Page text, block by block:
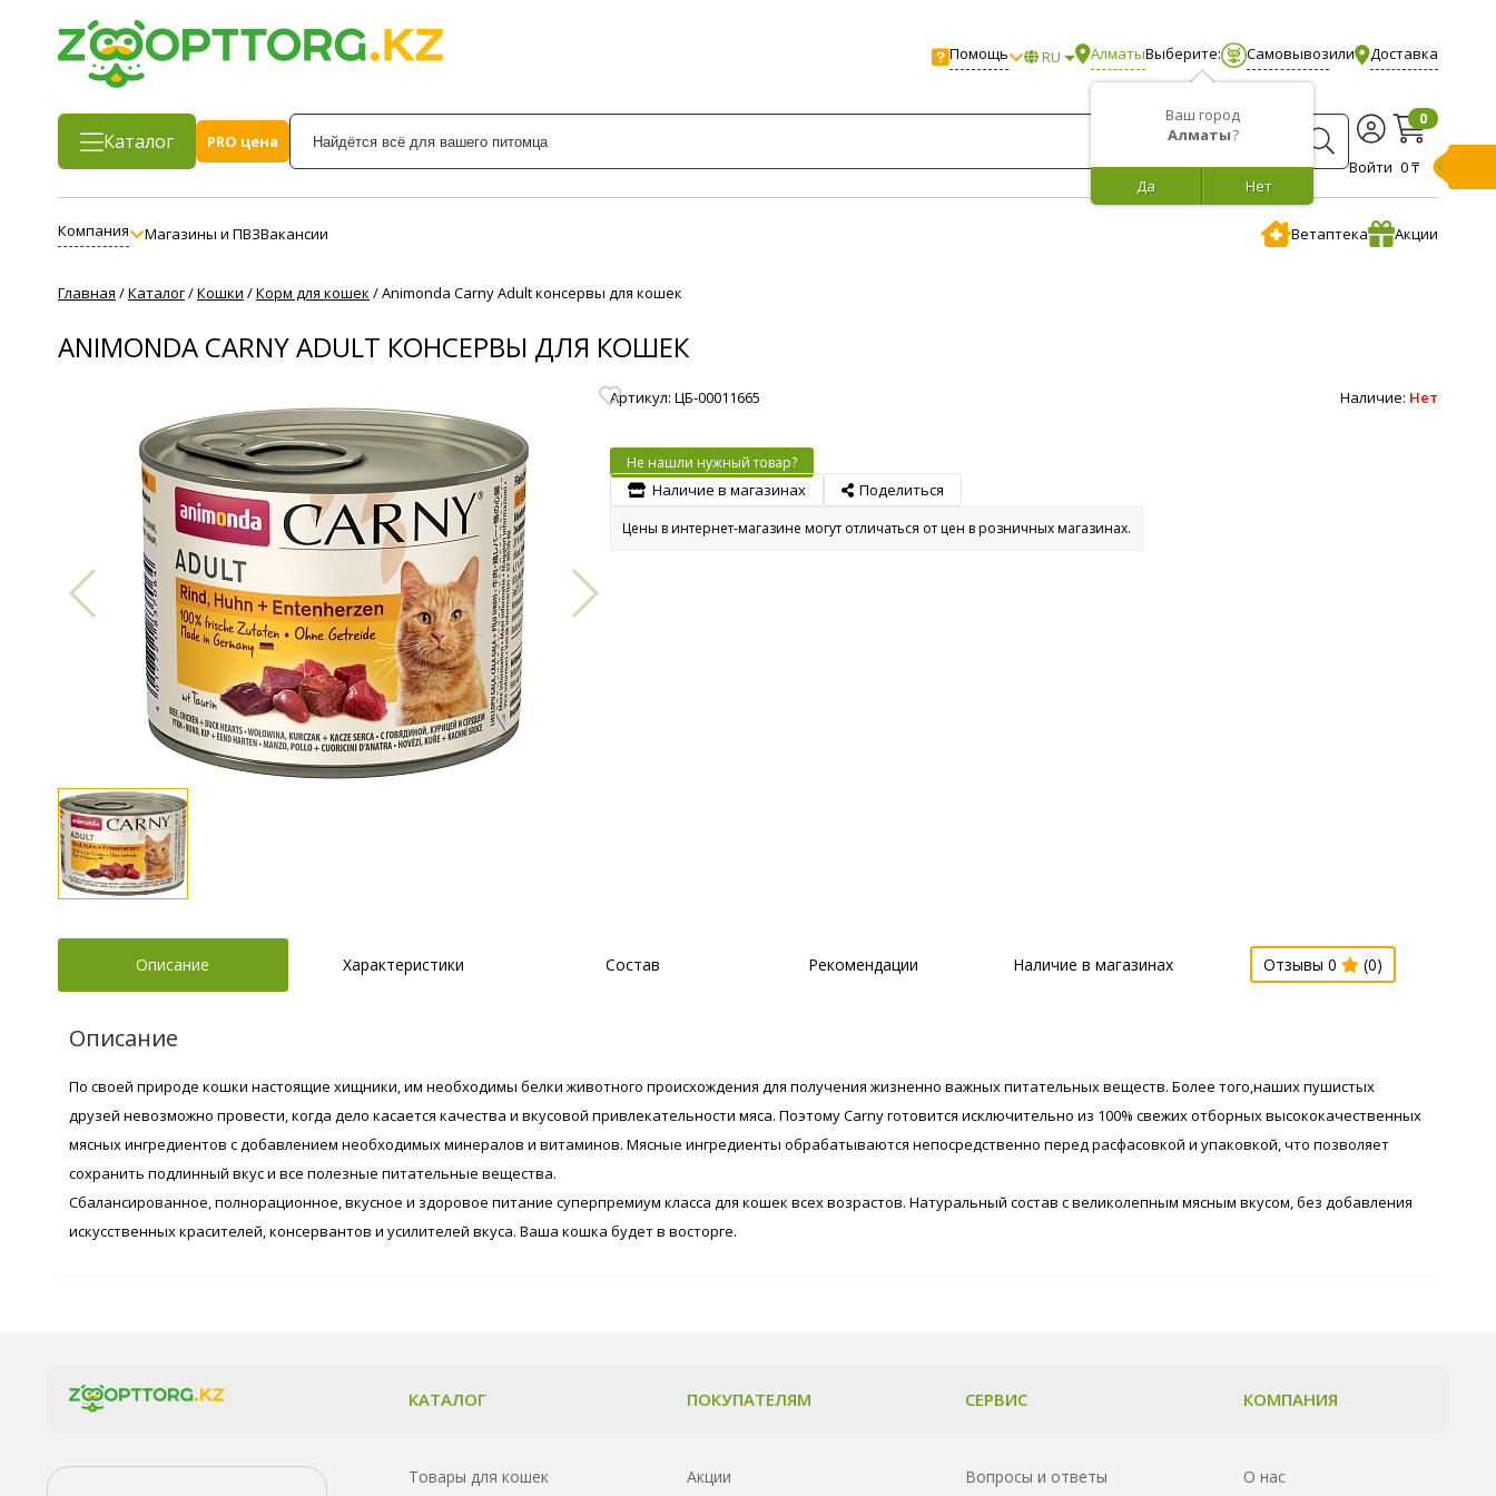
Помощь RU Алматы
Ваш город
Алматы?
Нет
Да
Выберите: Самовывозили Доставка
Каталог
PRO цена
Войти
0
0 ₸
Компания Магазины и ПВЗВакансии Ветаптека Акции
Главная /Каталог/Кошки /Корм для кошек /Animonda Carny Adult консервы для кошек
ANIMONDA CARNY ADULT КОНСЕРВЫ ДЛЯ КОШЕК
Артикул: ЦБ-00011665 Наличие: Нет
Не нашли нужный товар?
Наличие в магазинах Поделиться
Цены в интернет-магазине могут отличаться от цен в розничных магазинах.
Описание Характеристики Состав Рекомендации Наличие в магазинах Отзывы 0 (0)
Описание
По своей природе кошки настоящие хищники, им необходимы белки животного происхождения для получения жизненно важных питательных веществ. Более того,наших пушистых
друзей невозможно провести, когда дело касается качества и вкусовой привлекательности мяса. Поэтому Carny готовится исключительно из 100% свежих отборных высококачественных
мясных ингредиентов с добавлением необходимых минералов и витаминов. Мясные ингредиенты обрабатываются непосредственно перед расфасовкой и упаковкой, что позволяет
сохранить подлинный вкус и все полезные питательные вещества.
Сбалансированное, полнорационное, вкусное и здоровое питание суперпремиум класса для кошек всех возрастов. Натуральный состав с великолепным мясным вкусом, без добавления
искусственных красителей, консервантов и усилителей вкуса. Ваша кошка будет в восторге.
КАТАЛОГ
Товары для кошек
ПОКУПАТЕЛЯМ
Акции
СЕРВИС
Вопросы и ответы
КОМПАНИЯ
О нас